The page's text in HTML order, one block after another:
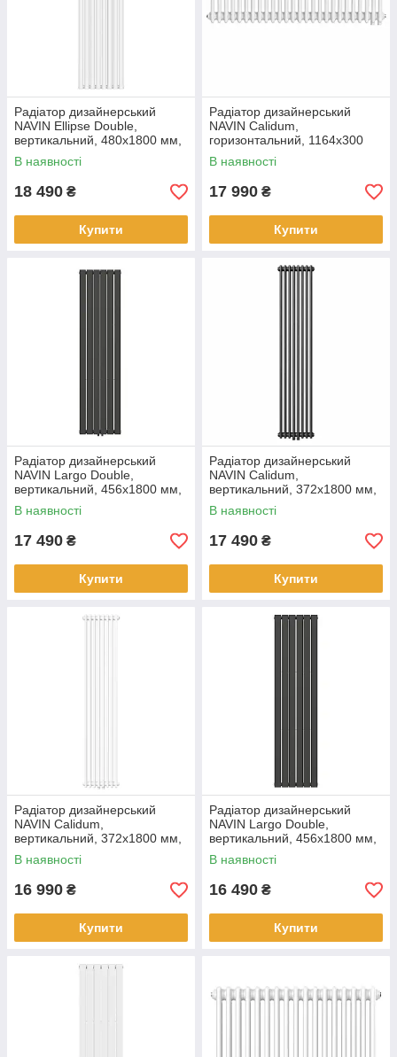
Радіатор дизайнерський
NAVIN Ellipse Double,
вертикальний, 480x1800 мм,
1532 Вт, бічне підключення,
білий
В наявності
18 490 ₴
Купити
Радіатор дизайнерський
NAVIN Calidum,
горизонтальний, 1164x300
мм, 812 Вт, нижнє
підключення 50 мм, білий
В наявності
17 990 ₴
Купити
Радіатор дизайнерський
NAVIN Largo Double,
вертикальний, 456x1800 мм,
1386 Вт, нижнє підключення
50 мм, чорний муар
В наявності
17 490 ₴
Купити
Радіатор дизайнерський
NAVIN Calidum,
вертикальний, 372x1800 мм,
1326 Вт, нижнє підключення
50 мм, чорний муар
В наявності
17 490 ₴
Купити
Радіатор дизайнерський
NAVIN Calidum,
вертикальний, 372x1800 мм,
1326 Вт, нижнє підключення
50 мм, білий
В наявності
16 990 ₴
Купити
Радіатор дизайнерський
NAVIN Largo Double,
вертикальний, 456x1800 мм,
1386 Вт, бічне підключення,
чорний муар
В наявності
16 490 ₴
Купити